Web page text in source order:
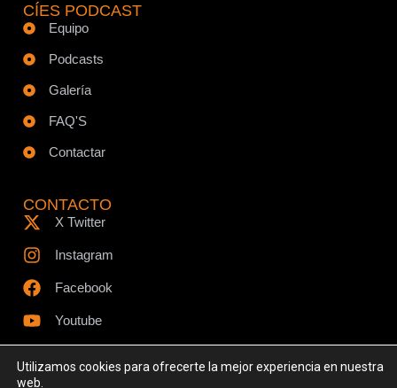
CÍES PODCAST
Equipo
Podcasts
Galería
FAQ'S
Contactar
CONTACTO
X Twitter
Instagram
Facebook
Youtube
Utilizamos cookies para ofrecerte la mejor experiencia en nuestra
web.